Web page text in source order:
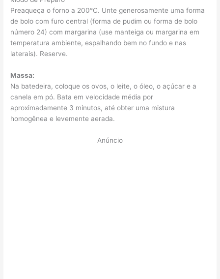
Preaqueça o forno a 200°C. Unte generosamente uma forma
de bolo com furo central (forma de pudim ou forma de bolo
número 24) com margarina (use manteiga ou margarina em
temperatura ambiente, espalhando bem no fundo e nas
laterais). Reserve.
Massa:
Na batedeira, coloque os ovos, o leite, o óleo, o açúcar e a
canela em pó. Bata em velocidade média por
aproximadamente 3 minutos, até obter uma mistura
homogênea e levemente aerada.
Anúncio